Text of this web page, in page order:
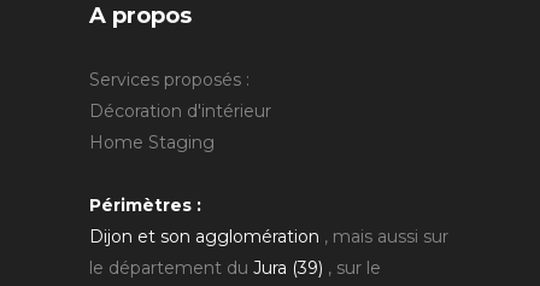
A propos
Services proposés :
Décoration d'intérieur
Home Staging
Périmètres :
Dijon et son agglomération , mais aussi sur
le département du Jura (39) , sur le